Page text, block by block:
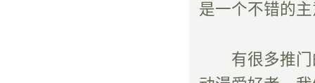
是一个不错的
有很多推门